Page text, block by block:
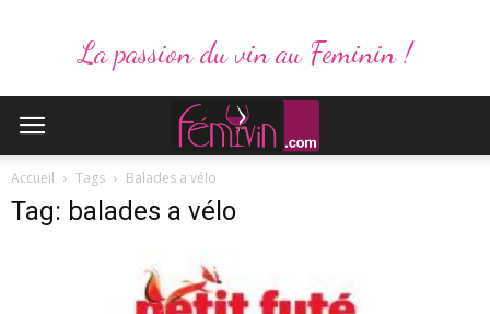
La passion du vin au Feminin !
Accueil Tags Balades a vélo
Tag: balades a vélo